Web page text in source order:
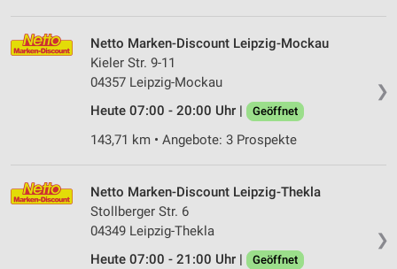
❯
Netto Marken-Discount Leipzig-Mockau
Kieler Str. 9-11
04357 Leipzig-Mockau
Heute 07:00 - 20:00 Uhr |
Geöffnet
143,71 km • Angebote: 3 Prospekte
❯
Netto Marken-Discount Leipzig-Thekla
Stollberger Str. 6
04349 Leipzig-Thekla
Heute 07:00 - 21:00 Uhr |
Geöffnet
Speichern von oder Zugriff auf Informationen
auf einem Endgerät
Verwendung reduzierter Daten zur Auswahl von
Werbeanzeigen
Erstellung von Profilen für personalisierte
Verwendung von Profilen zur Auswahl
personalisierter Werbung
von Inhalten